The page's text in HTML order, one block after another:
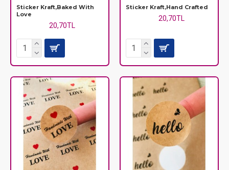
Sticker Kraft,Baked With
Love
20,70TL
Sticker Kraft,Hand Crafted
20,70TL